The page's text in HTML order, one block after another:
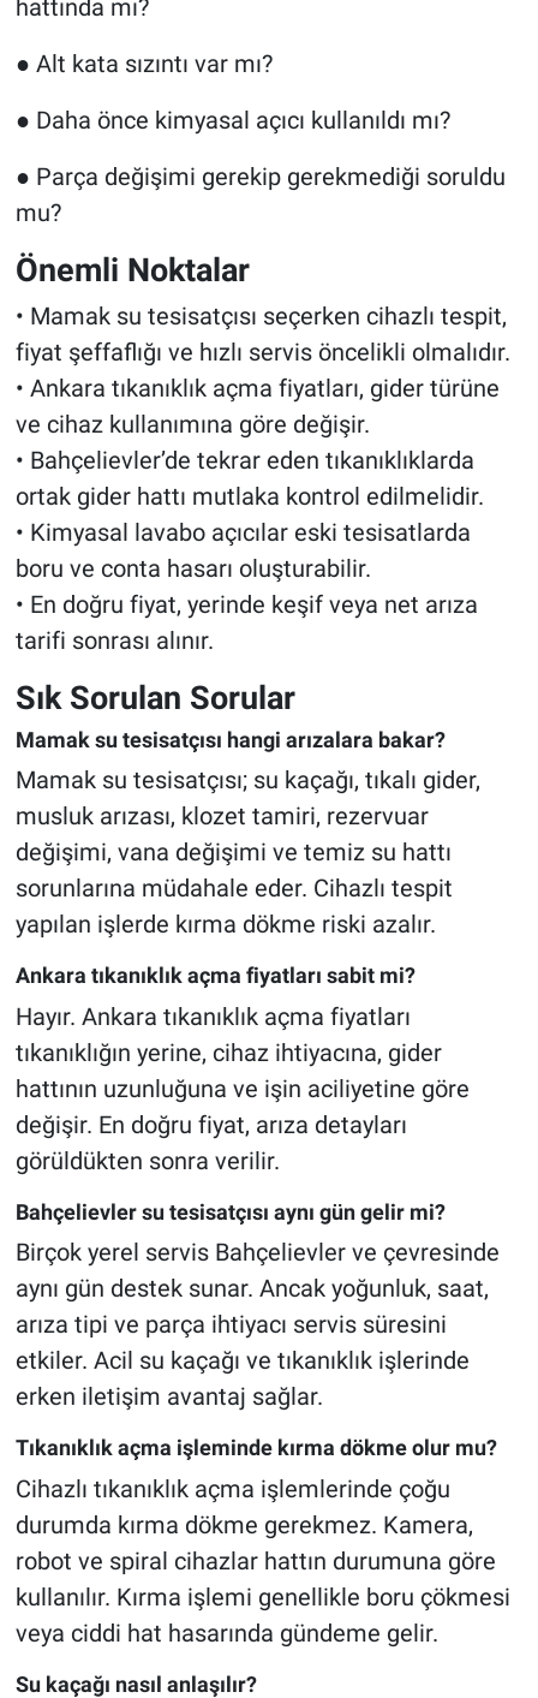
hattında mı?
● Alt kata sızıntı var mı?
● Daha önce kimyasal açıcı kullanıldı mı?
● Parça değişimi gerekip gerekmediği soruldu
mu?
Önemli Noktalar
• Mamak su tesisatçısı seçerken cihazlı tespit,
fiyat şeffaflığı ve hızlı servis öncelikli olmalıdır.
• Ankara tıkanıklık açma fiyatları, gider türüne
ve cihaz kullanımına göre değişir.
• Bahçelievler’de tekrar eden tıkanıklıklarda
ortak gider hattı mutlaka kontrol edilmelidir.
• Kimyasal lavabo açıcılar eski tesisatlarda
boru ve conta hasarı oluşturabilir.
• En doğru fiyat, yerinde keşif veya net arıza
tarifi sonrası alınır.
Sık Sorulan Sorular
Mamak su tesisatçısı hangi arızalara bakar?
Mamak su tesisatçısı; su kaçağı, tıkalı gider,
musluk arızası, klozet tamiri, rezervuar
değişimi, vana değişimi ve temiz su hattı
sorunlarına müdahale eder. Cihazlı tespit
yapılan işlerde kırma dökme riski azalır.
Ankara tıkanıklık açma fiyatları sabit mi?
Hayır. Ankara tıkanıklık açma fiyatları
tıkanıklığın yerine, cihaz ihtiyacına, gider
hattının uzunluğuna ve işin aciliyetine göre
değişir. En doğru fiyat, arıza detayları
görüldükten sonra verilir.
Bahçelievler su tesisatçısı aynı gün gelir mi?
Birçok yerel servis Bahçelievler ve çevresinde
aynı gün destek sunar. Ancak yoğunluk, saat,
arıza tipi ve parça ihtiyacı servis süresini
etkiler. Acil su kaçağı ve tıkanıklık işlerinde
erken iletişim avantaj sağlar.
Tıkanıklık açma işleminde kırma dökme olur mu?
Cihazlı tıkanıklık açma işlemlerinde çoğu
durumda kırma dökme gerekmez. Kamera,
robot ve spiral cihazlar hattın durumuna göre
kullanılır. Kırma işlemi genellikle boru çökmesi
veya ciddi hat hasarında gündeme gelir.
Su kaçağı nasıl anlaşılır?